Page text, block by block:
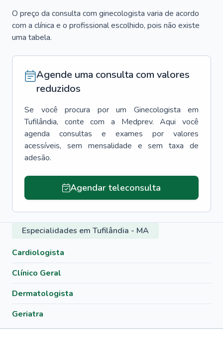
O preço da consulta com ginecologista varia de acordo
com a clínica e o profissional escolhido, pois não existe
uma tabela.
Agende uma consulta com valores
reduzidos
Se você procura por um Ginecologista
em
Tufilândia, conte com a Medprev. Aqui você
agenda consultas e exames por valores
acessíveis, sem mensalidade e sem taxa de
adesão.
Agendar teleconsulta
Especialidades em Tufilândia - MA
Cardiologista
Clínico Geral
Dermatologista
Geriatra